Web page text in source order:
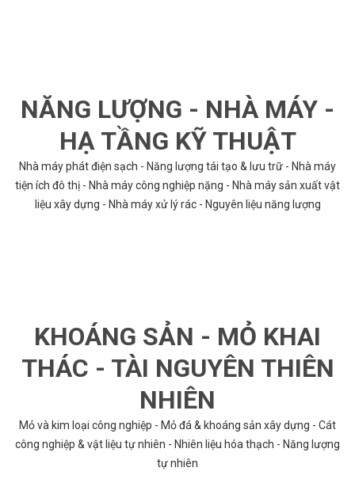
NĂNG LƯỢNG - NHÀ MÁY -
HẠ TẦNG KỸ THUẬT
Nhà máy phát điện sạch - Năng lượng tái tạo & lưu trữ - Nhà máy
tiện ích đô thị - Nhà máy công nghiệp nặng - Nhà máy sản xuất vật
liệu xây dựng - Nhà máy xử lý rác - Nguyên liệu năng lượng
KHOÁNG SẢN - MỎ KHAI
THÁC - TÀI NGUYÊN THIÊN
NHIÊN
Mỏ và kim loại công nghiệp - Mỏ đá & khoáng sản xây dựng - Cát
công nghiệp & vật liệu tự nhiên - Nhiên liệu hóa thạch - Năng lượng
tự nhiên